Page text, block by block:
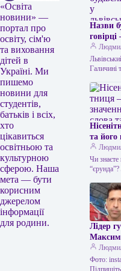
«Освіта
новини» —
портал про
освіту, сім'ю
та виховання
дітей в
Україні. Ми
пишемо
новини для
студентів,
батьків і всіх,
хто
цікавиться
освітньою та
культурною
сферою. Наша
мета — бути
корисним
джерелом
інформації
для родини.
Назви
Галичині
навіть
не дивно,…
та його
Чи знаєте
пряме…
Лідер
Максим
візиту
Фото: